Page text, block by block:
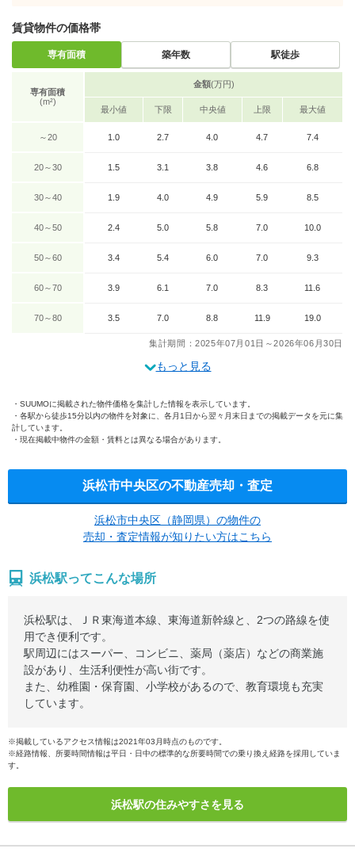
賃貸物件の価格帯
専有面積 築年数 駅徒歩
専有面積
(m²)
金額(万円)
最小値 下限 中央値 上限 最大値
～20 1.0 2.7 4.0 4.7 7.4
20～30 1.5 3.1 3.8 4.6 6.8
30～40 1.9 4.0 4.9 5.9 8.5
40～50 2.4 5.0 5.8 7.0 10.0
50～60 3.4 5.4 6.0 7.0 9.3
60～70 3.9 6.1 7.0 8.3 11.6
70～80 3.5 7.0 8.8 11.9 19.0
集計期間：2025年07月01日～2026年06月30日
もっと見る
SUUMOに掲載された物件価格を集計した情報を表示しています。
各駅から徒歩15分以内の物件を対象に、各月1日から翌々月末日までの掲載データを元に集
計しています。
現在掲載中物件の金額・賃料とは異なる場合があります。
浜松市中央区の不動産売却・査定
浜松市中央区（静岡県）の物件の
売却・査定情報が知りたい方はこちら
浜松駅ってこんな場所
浜松駅は、ＪＲ東海道本線、東海道新幹線と、2つの路線を使
用でき便利です。
駅周辺にはスーパー、コンビニ、薬局（薬店）などの商業施
設があり、生活利便性が高い街です。
また、幼稚園・保育園、小学校があるので、教育環境も充実
しています。
※掲載しているアクセス情報は2021年03月時点のものです。
※経路情報、所要時間情報は平日・日中の標準的な所要時間での乗り換え経路を採用していま
す。
浜松駅の住みやすさを見る